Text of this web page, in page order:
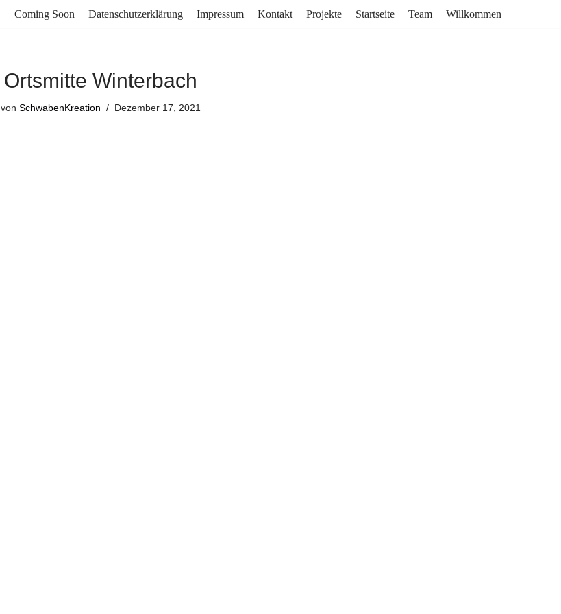
Coming Soon Datenschutzerklärung Impressum Kontakt Projekte Startseite Team Willkommen
Ortsmitte Winterbach
von SchwabenKreation Dezember 17, 2021